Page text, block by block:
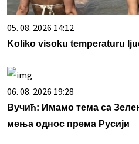
05. 08. 2026 14:12
Koliko visoku temperaturu
06. 08. 2026 19:28
Вучић: Имамо тема са
мења однос према Русији